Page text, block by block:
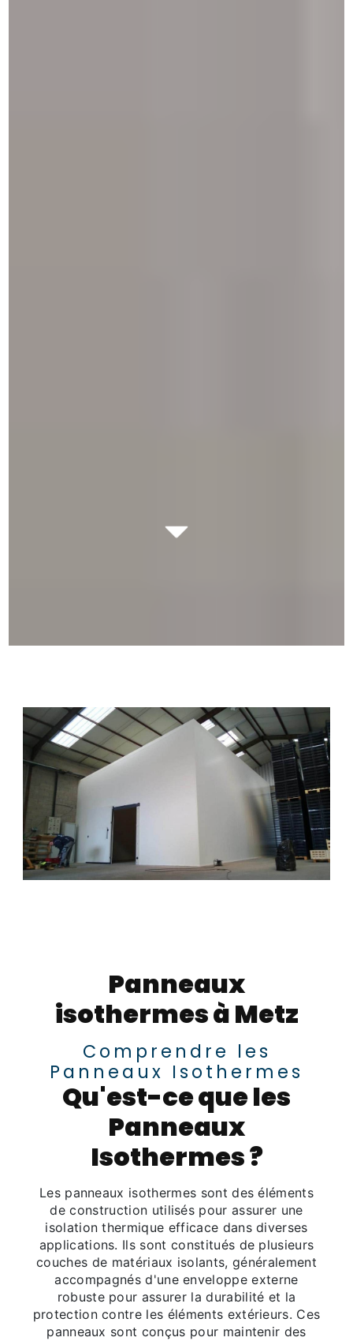
Panneaux
isothermes à Metz
Comprendre les
Panneaux Isothermes
Qu'est-ce que les
Panneaux
Isothermes ?
Les panneaux isothermes sont des éléments
de construction utilisés pour assurer une
isolation thermique efficace dans diverses
applications. Ils sont constitués de plusieurs
couches de matériaux isolants, généralement
accompagnés d'une enveloppe externe
robuste pour assurer la durabilité et la
protection contre les éléments extérieurs. Ces
panneaux sont conçus pour maintenir des